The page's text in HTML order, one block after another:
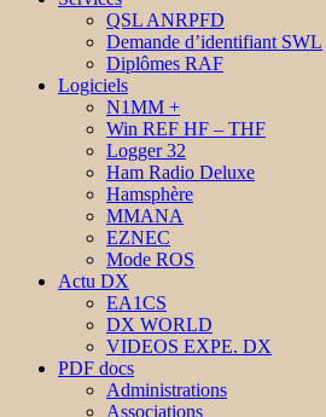
QSL ANRPFD
Demande d’identifiant SWL
Diplômes RAF
Logiciels
N1MM +
Win REF HF – THF
Logger 32
Ham Radio Deluxe
Hamsphère
MMANA
EZNEC
Mode ROS
Actu DX
EA1CS
DX WORLD
VIDEOS EXPE. DX
PDF docs
Administrations
Associations